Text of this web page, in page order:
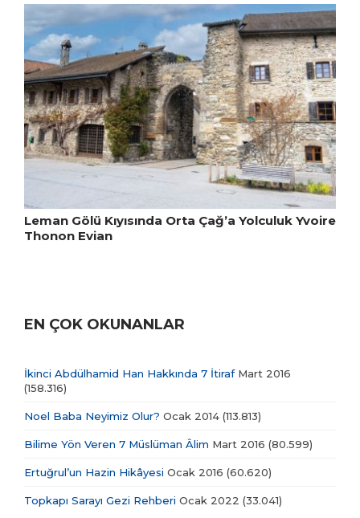
Leman Gölü Kıyısında Orta Çağ’a Yolculuk Yvoire
Thonon Evian
EN ÇOK OKUNANLAR
İkinci Abdülhamid Han Hakkında 7 İtirafMart 2016
(158.316)
Noel Baba Neyimiz Olur? Ocak 2014 (113.813)
Bilime Yön Veren 7 Müslüman Âlim Mart 2016 (80.599)
Ertuğrul’un Hazin Hikâyesi Ocak 2016 (60.620)
Topkapı Sarayı Gezi Rehberi Ocak 2022 (33.041)